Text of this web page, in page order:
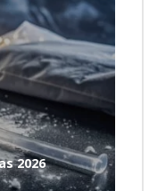
2026